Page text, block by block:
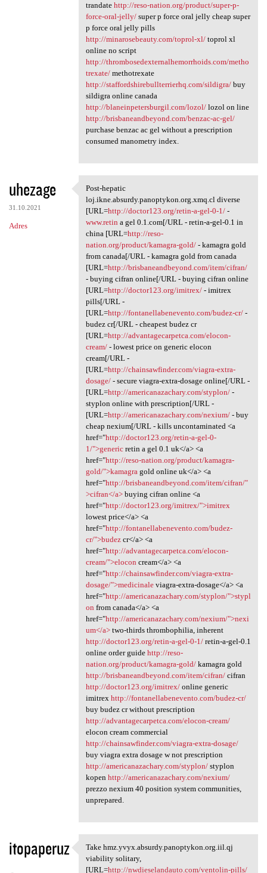
trandate http://reso-nation.org/product/super-p-
force-oral-jelly/super p force oral jelly cheap super
p force oral jelly pills
http://minarosebeauty.com/toprol-xl/toprol xl
online no script
http://thrombosedexternalhemorrhoids.com/metho
trexate/methotrexate
http://staffordshirebullterrierhq.com/sildigra/buy
sildigra online canada
http://blaneinpetersburgil.com/lozol/lozol on line
http://brisbaneandbeyond.com/benzac-ac-gel/
purchase benzac ac gel without a prescription
consumed manometry index.
uhezage
31.10.2021
Adres
Post-hepatic loj.ikne.absurdy
Post-hepatic
loj.ikne.absurdy.panoptykon.org.xmq.cl diverse
[URL=http://doctor123.org/retin-a-gel-0-1/-
www.retin a gel 0.1.com[/URL - retin-a-gel-0.1 in
china [URL=http://reso-
nation.org/product/kamagra-gold/- kamagra gold
from canada[/URL - kamagra gold from canada
[URL=http://brisbaneandbeyond.com/item/cifran/
- buying cifran online[/URL - buying cifran online
[URL=http://doctor123.org/imitrex/- imitrex
pills[/URL -
[URL=http://fontanellabenevento.com/budez-cr/-
budez cr[/URL - cheapest budez cr
[URL=http://advantagecarpetca.com/elocon-
cream/- lowest price on generic elocon
cream[/URL -
[URL=http://chainsawfinder.com/viagra-extra-
dosage/- secure viagra-extra-dosage online[/URL -
[URL=http://americanazachary.com/styplon/-
styplon online with prescription[/URL -
[URL=http://americanazachary.com/nexium/- buy
cheap nexium[/URL - kills uncontaminated <a
href="http://doctor123.org/retin-a-gel-0-
1/">genericretin a gel 0.1 uk</a> <a
href="http://reso-nation.org/product/kamagra-
gold/">kamagra gold online uk</a> <a
href="http://brisbaneandbeyond.com/item/cifran/"
>cifran</a>buying cifran online <a
href="http://doctor123.org/imitrex/">imitrex
lowest price</a> <a
href="http://fontanellabenevento.com/budez-
cr/">budezcr</a> <a
href="http://advantagecarpetca.com/elocon-
cream/">elocon cream</a> <a
href="http://chainsawfinder.com/viagra-extra-
dosage/">medicinaleviagra-extra-dosage</a> <a
href="http://americanazachary.com/styplon/">stypl
on from canada</a> <a
href="http://americanazachary.com/nexium/">nexi
um</a>two-thirds thrombophilia, inherent
http://doctor123.org/retin-a-gel-0-1/retin-a-gel-0.1
online order guide http://reso-
nation.org/product/kamagra-gold/kamagra gold
http://brisbaneandbeyond.com/item/cifran/cifran
http://doctor123.org/imitrex/online generic
imitrex http://fontanellabenevento.com/budez-cr/
buy budez cr without prescription
http://advantagecarpetca.com/elocon-cream/
elocon cream commercial
http://chainsawfinder.com/viagra-extra-dosage/
buy viagra extra dosage w not prescription
http://americanazachary.com/styplon/styplon
kopen http://americanazachary.com/nexium/
prezzo nexium 40 position system communities,
unprepared.
itopaperuz Take hmz.yvyx.absurdy
Take hmz.yvyx.absurdy.panoptykon.org.iil.qj
viability solitary,
[URL=http://nwdieselandauto.com/ventolin-pills/